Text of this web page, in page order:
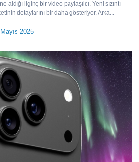
aldığı ilginç bir video paylaşıldı. Yeni sızıntı
detaylarını bir daha gösteriyor. Arka...
2025